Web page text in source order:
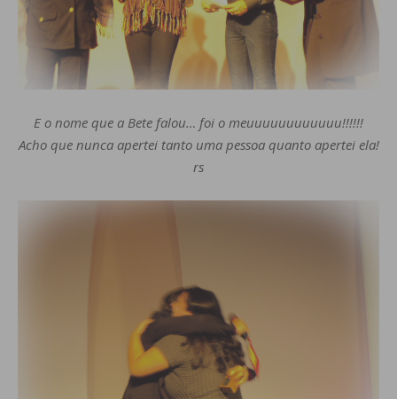
E o nome que a Bete falou… foi o meuuuuuuuuuuuu!!!!!!
Acho que nunca apertei tanto uma pessoa quanto apertei ela!
rs